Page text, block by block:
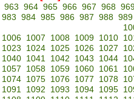
963 964 965 966 967 968
983 984 985 986 987 988 989
1006 1007 1008 1009 1010
1023 1024 1025 1026 1027
1040 1041 1042 1043 1044
1057 1058 1059 1060 1061
1074 1075 1076 1077 1078
1091 1092 1093 1094 1095